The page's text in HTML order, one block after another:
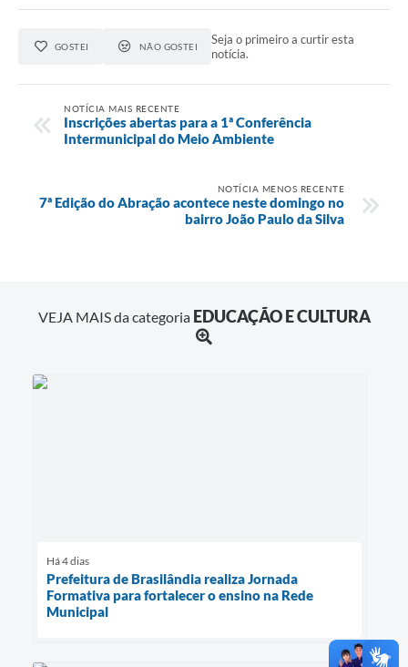
GOSTEI NÃO GOSTEI
Seja o primeiro a curtir esta
notícia.
NOTÍCIA MAIS RECENTE
Inscrições abertas para a 1ª Conferência
Intermunicipal do Meio Ambiente
NOTÍCIA MENOS RECENTE
7ª Edição do Abração acontece neste domingo no
bairro João Paulo da Silva
VEJA MAIS da categoria EDUCAÇÃO E CULTURA
Há 4 dias
Prefeitura de Brasilândia realiza Jornada
Formativa para fortalecer o ensino na Rede
Municipal